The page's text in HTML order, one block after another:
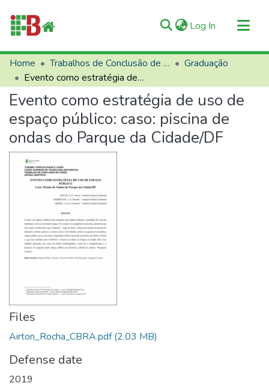
Log In (current)
Communities & Collections
All of RIIFB
Manuals and Terms
Statistics
About RIIFB
Help
Contacts
Home Trabalhos de Conclusão de Curso (TCCs)
Graduação
Evento como estratégia de uso de espaço público: caso: piscina de ondas do Parque da Cidade/DF
Evento como estratégia de uso de
espaço público: caso: piscina de
ondas do Parque da Cidade/DF
Files
Airton_Rocha_CBRA.pdf(2.03 MB)
Defense date
2019